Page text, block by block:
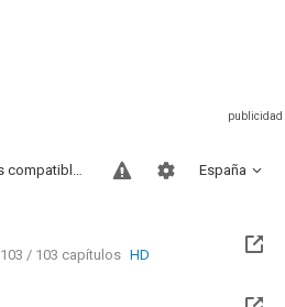
España
Sitios compatibles
103 / 103 capítulos HD